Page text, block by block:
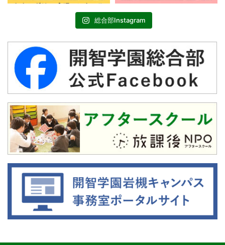
総合部Instagram